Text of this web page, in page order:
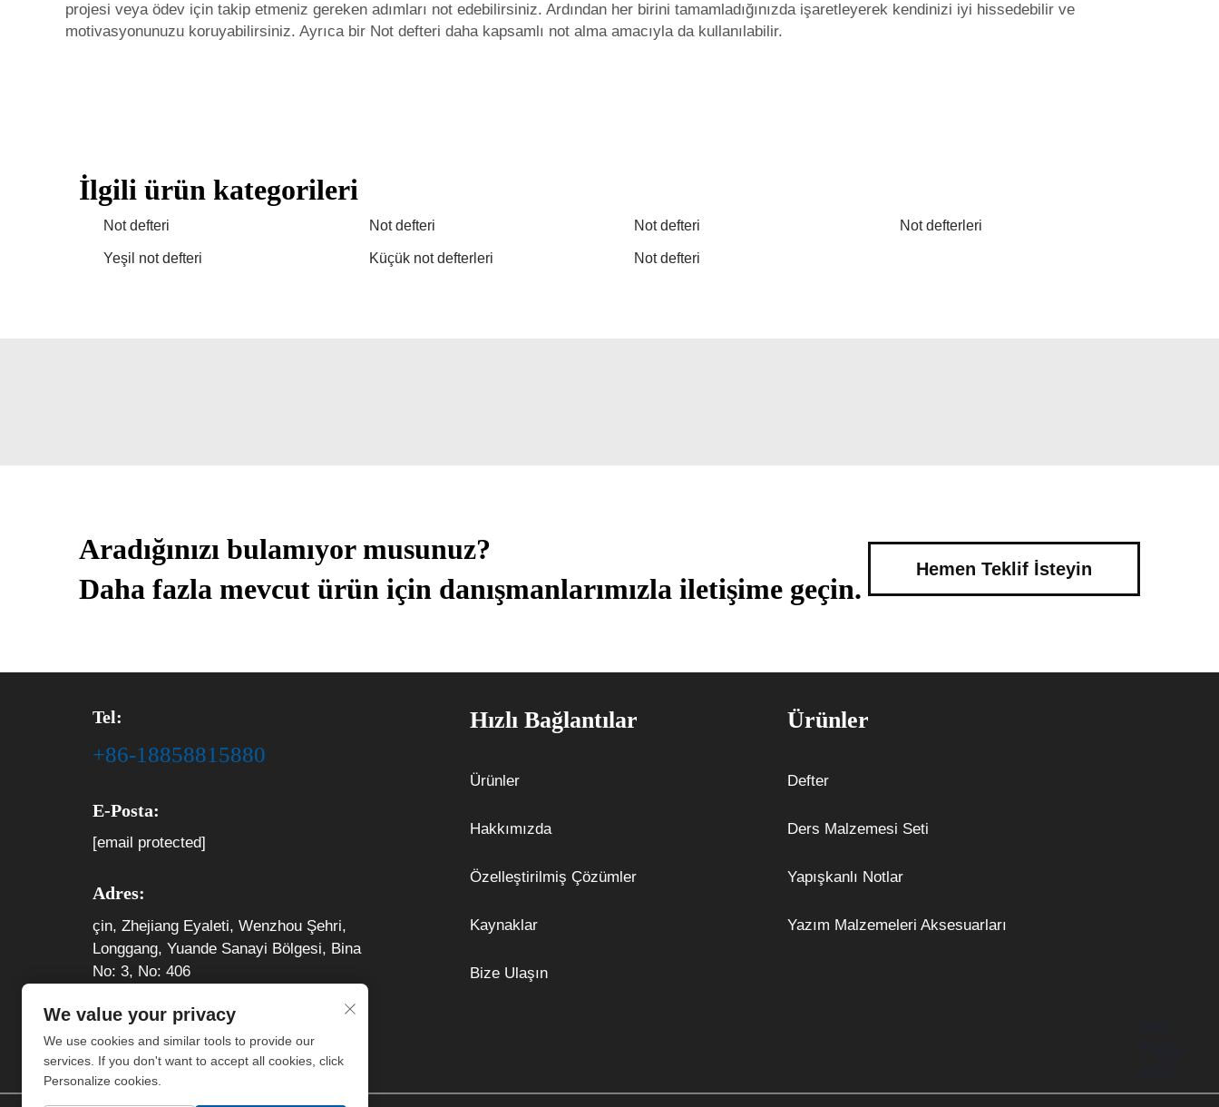
projesi veya ödev için takip etmeniz gereken adımları not edebilirsiniz. Ardından her birini tamamladığınızda işaretleyerek kendinizi iyi hissedebilir ve
motivasyonunuzu koruyabilirsiniz. Ayrıca bir Not defteri daha kapsamlı not alma amacıyla da kullanılabilir.
İlgili ürün kategorileri
Not defteri Not defteri Not defteri Not defterleri
Yeşil not defteri Küçük not defterleri Not defteri
Aradığınızı bulamıyor musunuz?
Daha fazla mevcut ürün için danışmanlarımızla iletişime geçin.
Hemen Teklif İsteyin
Tel:
+86-18858815880
E-Posta:
[email protected]
Adres:
çin, Zhejiang Eyaleti, Wenzhou Şehri,
Longgang, Yuande Sanayi Bölgesi, Bina
No: 3, No: 406
Hızlı Bağlantılar
Ürünler
Hakkımızda
Özelleştirilmiş Çözümler
Kaynaklar
Bize Ulaşın
Ürünler
Defter
Ders Malzemesi Seti
Yapışkanlı Notlar
Yazım Malzemeleri Aksesuarları
We value your privacy
We use cookies and similar tools to provide our
services. If you don't want to accept all cookies, click
Personalize cookies.